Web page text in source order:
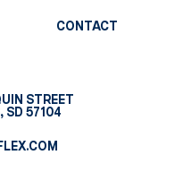
CONTACT
STREET
SD 57104